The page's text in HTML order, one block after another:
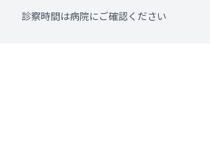
診察時間は病院にご確認ください